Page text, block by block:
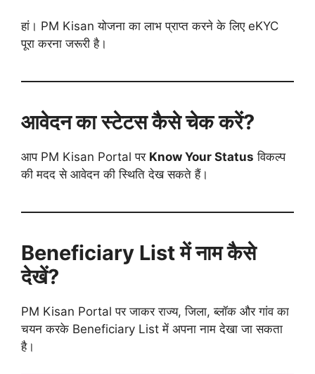
हां। PM Kisan योजना का लाभ प्राप्त करने के लिए eKYC
पूरा करना जरूरी है।
आवेदन का स्टेटस कैसे चेक करें?
आप PM Kisan Portal पर Know Your Status विकल्प
की मदद से आवेदन की स्थिति देख सकते हैं।
Beneficiary List में नाम कैसे
देखें?
PM Kisan Portal पर जाकर राज्य, जिला, ब्लॉक और गांव का
चयन करके Beneficiary List में अपना नाम देखा जा सकता
है।